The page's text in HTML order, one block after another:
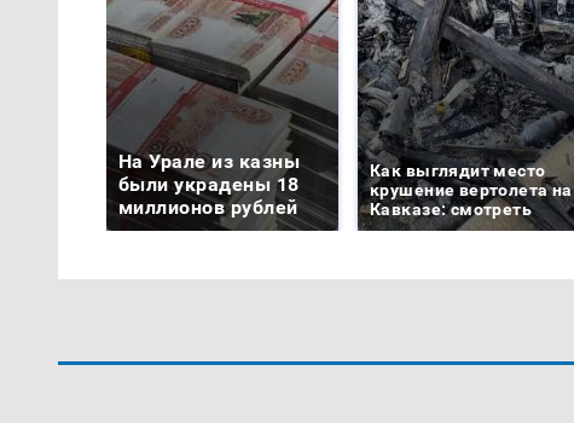
На Урале из казны
были украдены 18
миллионов рублей
Как выглядит место
крушение вертолета на
Кавказе: смотреть